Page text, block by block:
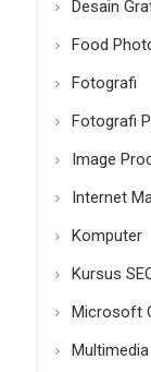
Desain
Food
Fotografi
Fotografi
Image
Internet
Komputer
Kursus
Microsoft
Multimedia